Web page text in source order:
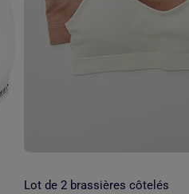
Lot de 2 brassières côtelés